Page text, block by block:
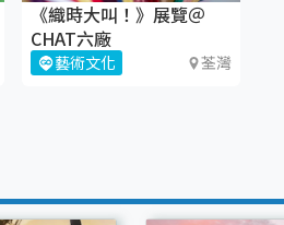
《織時大叫！》展覽＠
CHAT六廠
藝術文化 荃灣